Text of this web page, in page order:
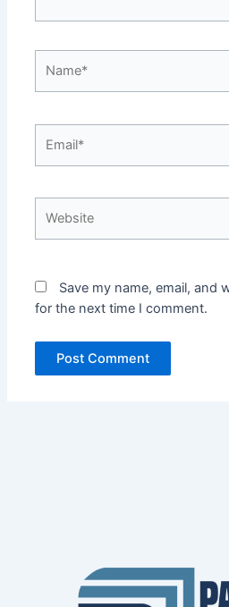
Save my name, email, and
for the next time I comment.